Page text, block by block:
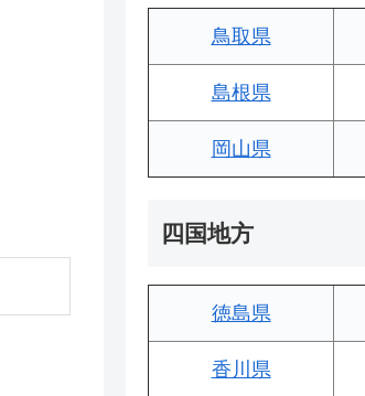
鳥取県
島根県
岡山県
四国地方
徳島県
香川県